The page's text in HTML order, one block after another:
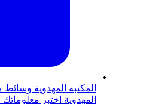
المهدويةوسائط متعددة
اختبر معلوماتك المهدوية